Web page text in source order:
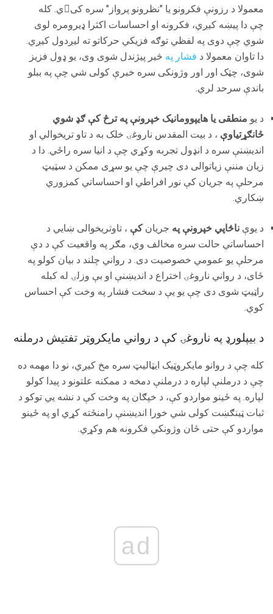
معمولا د رزونې فکرونو یا "نظرونو پرواز" سره کیي. کله
چې دا پیښه کیږي، فکرونه او احساسات اکثرا ډیرومره لوی
شوي چې دوی په لفظي توګه فزیکي حرکاتو ته لیږدول کیږي.
دا تاوان معمولا د فشار په څیر پیژندل شوی وی، یو ډول فزیز
شوی، چټک اور اور وژونکی سره خبرې کولی شي چې په ببلو
باندې سرحد لري.
د یو منطقی یا هایپوومانیک خپرونې په ترڅ کې ګډ شوي
ځانګړتیاوې ، د بیت المقدس ناروغۍ خلک به د تاو تریخوالي او
اندیښنې سره د انډول تجربه وکړي چې د انیا سره راځي. دا د
زیان مننې زیاتوالی دی چیرې چې یو سړی ممکن د سټیټ
مرحلې په جریان کې نور افراطي او احساساتي کمزوري
ښکاري.
د یوې ناڅاپي خپرونې په جریانکې ، تاوتریخوالی ښايي د
احساساتي حالت سره مخالف وي، مګر په واقعیت کې د دې
مرحلې یو عمومي خصوصیت دی. د رواني چلند د بیان کولو په
ځای، د رواني ناروغۍ اختراع د اندیښنې او بې وزلۍ له کبله
راټیټ شوی دی چې یو یې د سخت فشار په وخت کې احساس
کوي.
د بیپلورډ په ناروغۍ کې د رواني مایکروټر تفتیش درملنه
کله چې د روانو مایکروټیک ایټالیټ سره مخ کیږي، نو دا مهمه ده
چې د درملنې لپاره د درملنې دمخه د ممکنه علتونو د پیدا کولو
لپاره. په ځینو مواردو کې، د خپګان په وخت کې د نشه یي توکو د
ثبات ټینګښت کولی شي خورا اندیښنې رامنځته کړي او په ځینو
مواردو کې حتی ځان وژونکي فکرونه هم وکړي.
ad